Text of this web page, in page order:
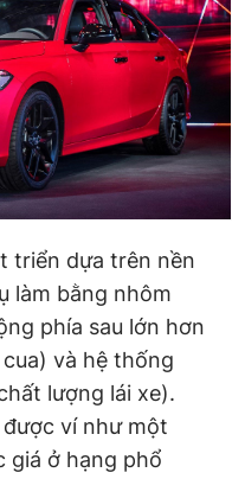
quảng cáo
780 404
Tòa soạn Chính sách bảo
triển dựa trên nền
làm bằng nhôm
phía sau lớn hơn
và hệ thống
lượng lái xe).
ví như một
giá ở hạng phổ